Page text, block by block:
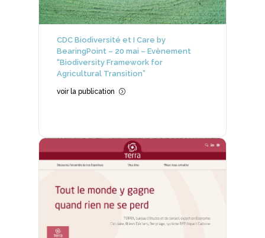
CDC Biodiversité et I Care by
BearingPoint – 20 mai – Evènement
“Biodiversity Framework for
Agricultural Transition”
voir la publication =